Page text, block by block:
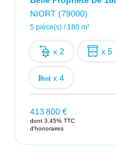
NIORT (79000)
5 pièce(s) / 180 m²
x 2 x 5
x 4
413 800 €
dont 3.45% TTC
d'honoraires